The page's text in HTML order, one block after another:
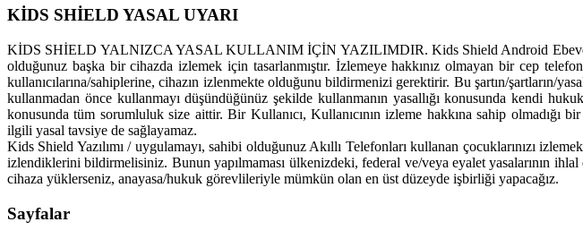
KİDS SHİELD YASAL UYARI
KİDS SHİELD YALNIZCA YASAL KULLANIM İÇİN YAZILIMDIR. Kids Shield Android Ebeveyn
olduğunuz başka bir cihazda izlemek için tasarlanmıştır. İzlemeye hakkınız olmayan bir cep
kullanıcılarına/sahiplerine, cihazın izlenmekte olduğunu bildirmenizi gerektirir. Bu şartın/şartların/
kullanmadan önce kullanmayı düşündüğünüz şekilde kullanmanın yasallığı konusunda kendi
konusunda tüm sorumluluk size aittir. Bir Kullanıcı, Kullanıcının izleme hakkına sahip olmadığı
ilgili yasal tavsiye de sağlayamaz.
Kids Shield Yazılımı / uygulamayı, sahibi olduğunuz Akıllı Telefonları kullanan çocuklarınızı
izlendiklerini bildirmelisiniz. Bunun yapılmaması ülkenizdeki, federal ve/veya eyalet yasalarının
cihaza yüklerseniz, anayasa/hukuk görevlileriyle mümkün olan en üst düzeyde işbirliği yapacağız.
Sayfalar